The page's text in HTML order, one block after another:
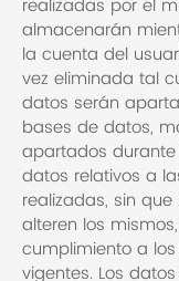
realizadas por el
almacenarán
la cuenta del
vez eliminada tal
datos serán
bases de datos,
apartados durante
datos relativos a
realizadas, sin
alteren los
cumplimiento a
vigentes. Los